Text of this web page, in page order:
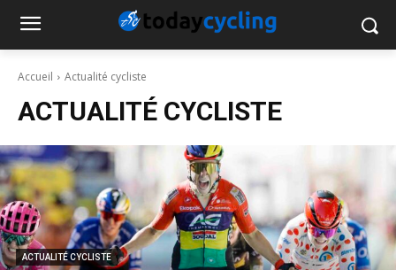
Accueil Actualité cycliste
ACTUALITÉ CYCLISTE
ACTUALITÉ CYCLISTE